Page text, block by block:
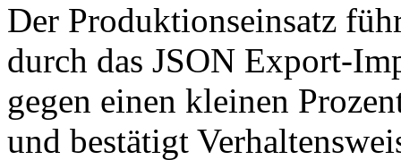
Der Produktionseinsatz
durch das JSON Export-
gegen einen kleinen
und bestätigt